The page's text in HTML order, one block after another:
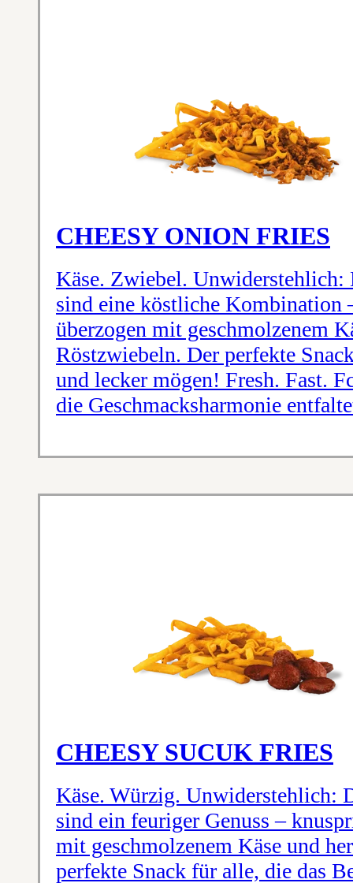
CHEESY ONION FRIES
Käse. Zwiebel. Unwiderstehlich:
sind eine köstliche Kombination
überzogen mit geschmolzenem
Röstzwiebeln. Der perfekte
und lecker mögen! Fresh. Fast.
die Geschmacksharmonie
CHEESY SUCUK FRIES
Käse. Würzig. Unwiderstehlich:
sind ein feuriger Genuss –
mit geschmolzenem Käse und
perfekte Snack für alle, die das